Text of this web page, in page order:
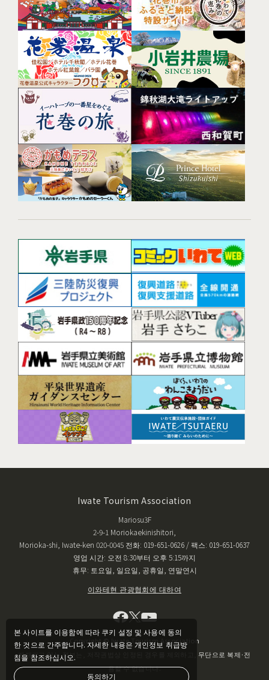
본 사이트를 이용함에 따라 쿠키 설정 및 사용에 동의
한 것으로 간주합니다. 자세한 내용은 개인정보 취급방
침을 참조하십시오.
동의하기
Iwate Tourism Association
Mariosu3F
2-9-1 Moriokaekinishitori,
Morioka-shi, Iwate-ken 020-0045 전화: 019-651-0626 / 팩스: 019-651-0637
영업 시간: 오전 8:30부터 오후 5:15까지
휴무: 토요일, 일요일, 공휴일, 연말연시
이와테현 관광협회에 대하여
Copyright © Iwate Tourism Association
게재되고 있는 정보는, 저작권법상 인정된 경우를 제외하고, 무단으로 복제·전
용할 수 없습니다.